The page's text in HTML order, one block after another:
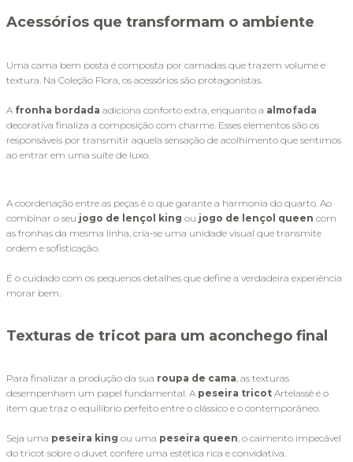
Acessórios que transformam o ambiente
Uma cama bem posta é composta por camadas que trazem volume e
textura. Na Coleção Flora, os acessórios são protagonistas.
A fronha bordada adiciona conforto extra, enquanto a
decorativa finaliza a composição com charme. Esses elementos são os
responsáveis por transmitir aquela sensação de acolhimento que sentimos
ao entrar em uma suíte de luxo.
A coordenação entre as peças é o que garante a harmonia do quarto. Ao
combinar o seu jogo de lençol king ou jogo de lençol queen com
as fronhas da mesma linha, cria-se uma unidade visual que transmite
ordem e sofisticação.
É o cuidado com os pequenos detalhes que define a verdadeira experiência
morar bem.
Texturas de tricot para um aconchego final
Para finalizar a produção da sua roupa de cama, as texturas
desempenham um papel fundamental. A peseira tricot Artelassê é o
item que traz o equilíbrio perfeito entre o clássico e o contemporâneo.
Seja uma peseira king ou uma peseira queen, o caimento impecável
do tricot sobre o duvet confere uma estética rica e convidativa.